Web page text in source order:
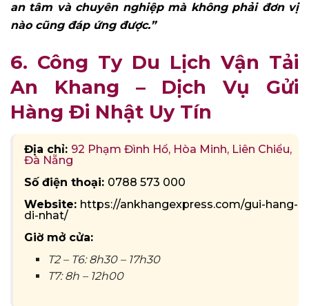
an tâm và chuyên nghiệp mà không phải đơn vị
nào cũng đáp ứng được.”
6. Công Ty Du Lịch Vận Tải
An Khang – Dịch Vụ Gửi
Hàng Đi Nhật Uy Tín
Địa chỉ: 92 Phạm Đình Hổ, Hòa Minh, Liên Chiểu,
Đà Nẵng
Số điện thoại: 0788 573 000
Website: https://ankhangexpress.com/gui-hang-
di-nhat/
Giờ mở cửa:
T2 – T6: 8h30 – 17h30
T7: 8h – 12h00